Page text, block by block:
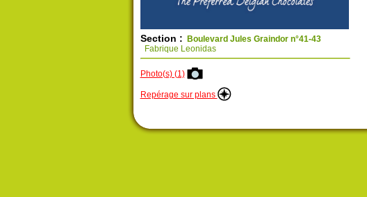
Section : Boulevard Jules Graindor n°41-43
Fabrique Leonidas
Photo(s) (1)
Repérage sur plans